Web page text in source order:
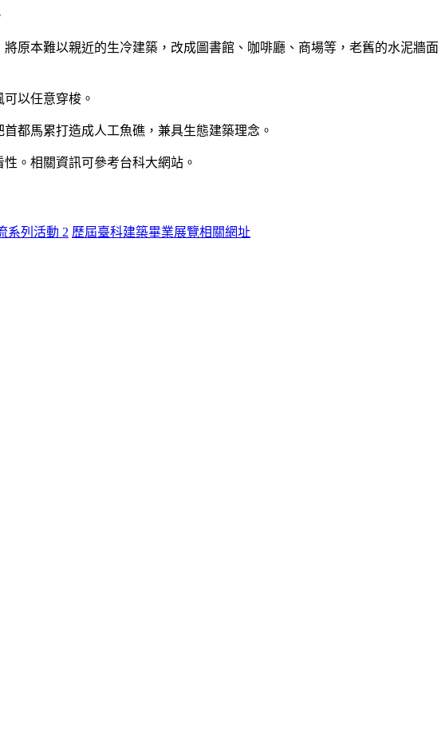
原本難以親近的生冷建築，改成圖書館、咖啡廳、商場等，老舊的水泥牆面
以任意穿梭。
都馬累打造成人工魚礁，兼具生態建築理念。
。相關資訊可參考台科大網站。
系列活動 2 歷屆臺科建築畢業展覽相關網址